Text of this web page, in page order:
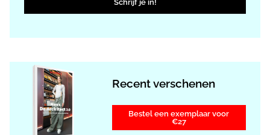
Schrijf je in!
Recent verschenen
Bestel een exemplaar voor
€27